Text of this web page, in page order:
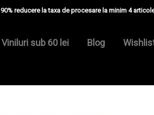
90% reducere la taxa de procesare la minim 4
Viniluri sub 60 lei Blog